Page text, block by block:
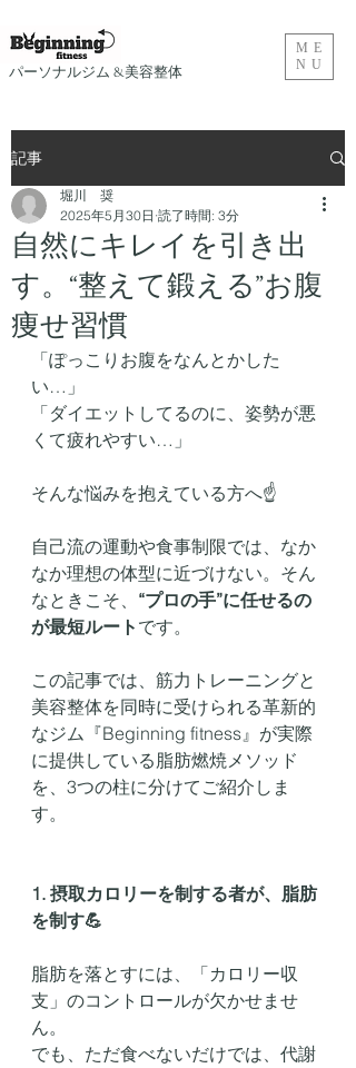
​パーソナルジム &美容整体
ME
NU
記事
自然にキレイを引き出
す。“整えて鍛える”お腹
痩せ習慣
堀川 奨
2025年5月30日 読了時間: 3分
「ぽっこりお腹をなんとかした
い…」
「ダイエットしてるのに、姿勢が悪
くて疲れやすい…」
そんな悩みを抱えている方へ☝️
自己流の運動や食事制限では、なか
なか理想の体型に近づけない。そん
なときこそ、 “プロの手”に任せるの
が最短ルート です。
この記事では、筋力トレーニングと
美容整体を同時に受けられる革新的
なジム『Beginning fitness』が実際
に提供している脂肪燃焼メソッド
を、3つの柱に分けてご紹介しま
す。
1. 摂取カロリーを制する者が、脂肪
を制す💪
脂肪を落とすには、「カロリー収
支」のコントロールが欠かせませ
ん。
でも、ただ食べないだけでは、代謝